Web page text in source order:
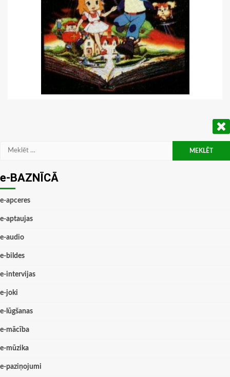
Meklēt:
e-BAZNĪCĀ
e-apceres
e-aptaujas
e-audio
e-bildes
e-intervijas
e-joki
e-lūgšanas
e-mācība
e-mūzika
e-paziņojumi